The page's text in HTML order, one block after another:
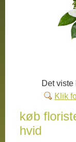
Det
Klik
køb
hvid